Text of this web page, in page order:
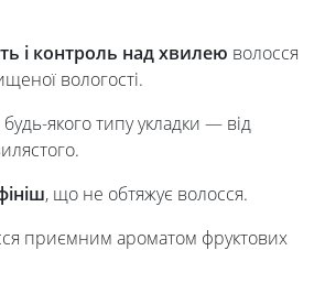
і контроль над хвилею волосся
вологості.
якого типу укладки — від
, що не обтяжує волосся.
приємним ароматом фруктових